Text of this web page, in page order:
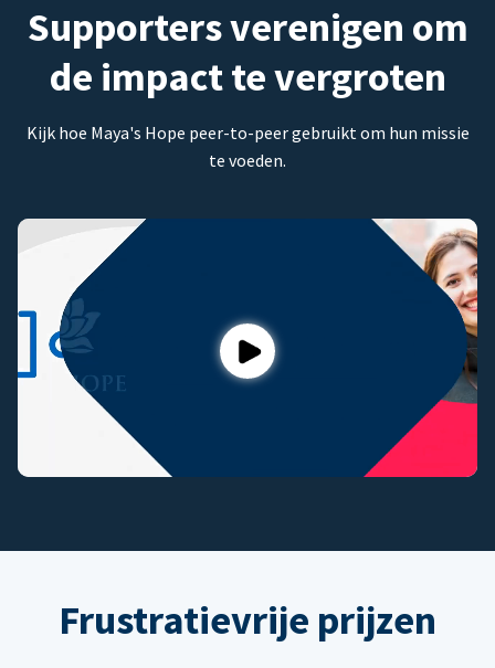
Supporters verenigen om
de impact te vergroten
Kijk hoe Maya's Hope peer-to-peer gebruikt om hun missie
te voeden.
Play
Frustratievrije prijzen